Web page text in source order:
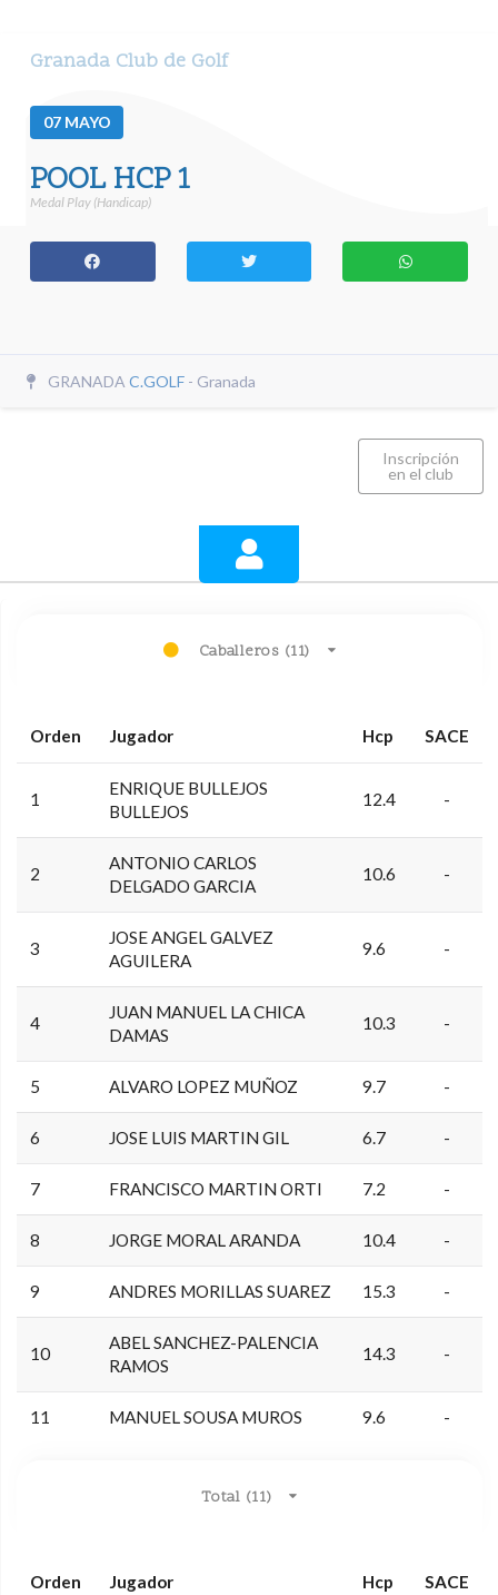
Granada Club de Golf
07 MAYO
POOL HCP 1
Medal Play (Handicap)
GRANADAC.GOLF - Granada
Inscripción
en el club
Caballeros (11)
Orden Jugador Hcp SACE
1
ENRIQUE BULLEJOS
BULLEJOS
12.4 -
2
ANTONIO CARLOS
DELGADO GARCIA
10.6 -
3
JOSE ANGEL GALVEZ
AGUILERA
9.6 -
4
JUAN MANUEL LA CHICA
DAMAS
10.3 -
5 ALVARO LOPEZ MUÑOZ 9.7 -
6 JOSE LUIS MARTIN GIL 6.7 -
7 FRANCISCO MARTIN ORTI 7.2 -
8 JORGE MORAL ARANDA 10.4 -
9 ANDRES MORILLAS SUAREZ 15.3 -
10
ABEL SANCHEZ-PALENCIA
RAMOS
14.3 -
11 MANUEL SOUSA MUROS 9.6 -
Total (11)
Orden Jugador Hcp SACE